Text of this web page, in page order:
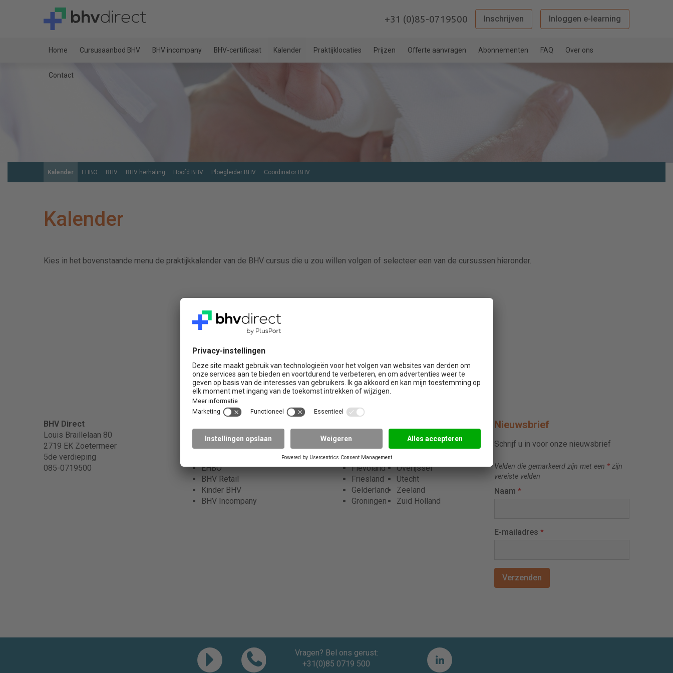
+31 (0)85-0719500 Inschrijven Inloggen e-learning
Home Cursusaanbod BHV BHV incompany BHV-certificaat Kalender Praktijklocaties Prijzen Offerte aanvragen Abonnementen FAQ Over ons
Contact
Kalender EHBO BHV BHV herhaling Hoofd BHV Ploegleider BHV Coördinator BHV
Kalender
Kies in het bovenstaande menu de praktijkkalender van de BHV cursus die u zou willen volgen of selecteer een van de cursussen hieronder.
BHV Direct
Louis Braillelaan 80
2719 EK Zoetermeer
5de verdieping
085-0719500
EHBO
BHV Retail
Kinder BHV
BHV Incompany
Drenthe
Flevoland
Friesland
Gelderland
Groningen
Overijssel
Utecht
Zeeland
Zuid Holland
Nieuwsbrief
Schrijf u in voor onze nieuwsbrief
Velden die gemarkeerd zijn met een * zijn
vereiste velden
Naam *
E-mailadres *
Vragen? Bel ons gerust:
+31(0)85 0719 500